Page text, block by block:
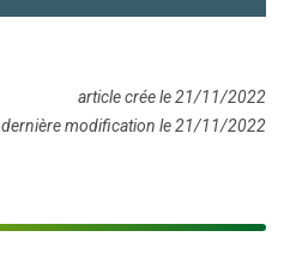
article crée le 21/11/2022
dernière modification le 21/11/2022